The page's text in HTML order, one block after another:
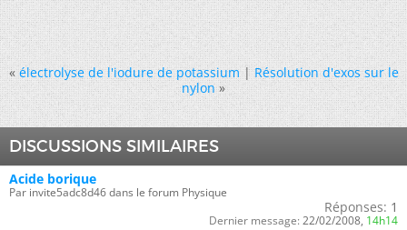
« électrolyse de l'iodure de potassium|Résolution d'exos sur le
nylon »
DISCUSSIONS SIMILAIRES
Acide borique
Par invite5adc8d46 dans le forum Physique
Réponses: 1
Dernier message: 22/02/2008, 14h14